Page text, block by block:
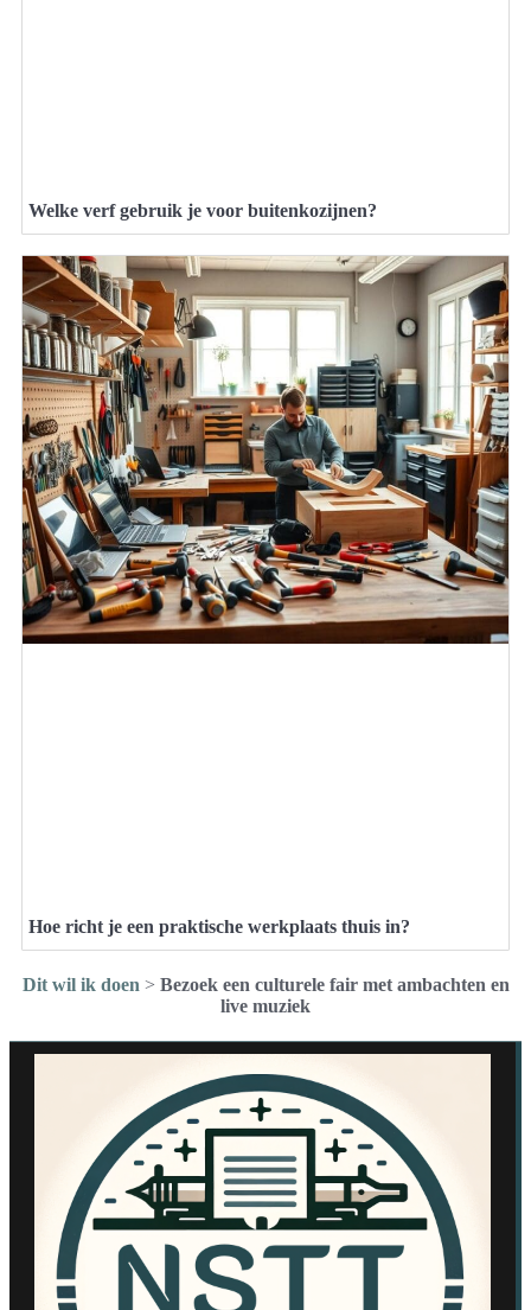
Welke verf gebruik je voor buitenkozijnen?
Hoe richt je een praktische werkplaats thuis in?
Dit wil ik doen > Bezoek een culturele fair met ambachten en
live muziek